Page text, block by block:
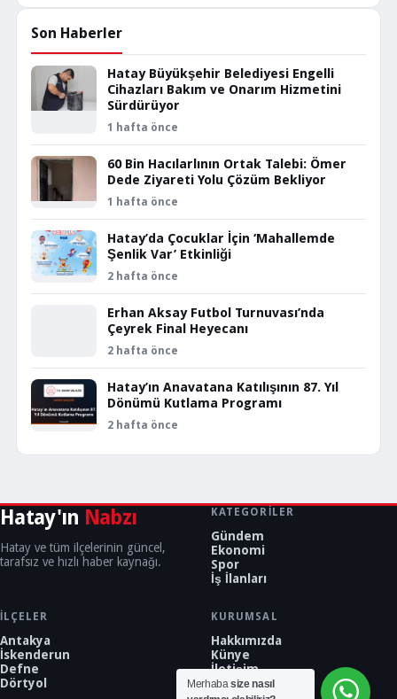
Son Haberler
Hatay Büyükşehir Belediyesi Engelli
Cihazları Bakım ve Onarım Hizmetini
Sürdürüyor
1 hafta önce
60 Bin Hacılarlının Ortak Talebi: Ömer
Dede Ziyareti Yolu Çözüm Bekliyor
1 hafta önce
Hatay’da Çocuklar İçin ‘Mahallemde
Şenlik Var’ Etkinliği
2 hafta önce
Erhan Aksay Futbol Turnuvası’nda
Çeyrek Final Heyecanı
2 hafta önce
Hatay’ın Anavatana Katılışının 87. Yıl
Dönümü Kutlama Programı
2 hafta önce
Hatay'ın Nabzı
Hatay ve tüm ilçelerinin güncel,
tarafsız ve hızlı haber kaynağı.
KATEGORILER
Gündem
Ekonomi
Spor
İş İlanları
İLÇELER
Antakya
İskenderun
Defne
Dörtyol
KURUMSAL
Hakkımızda
Künye
İletişim
Merhabasize nasıl